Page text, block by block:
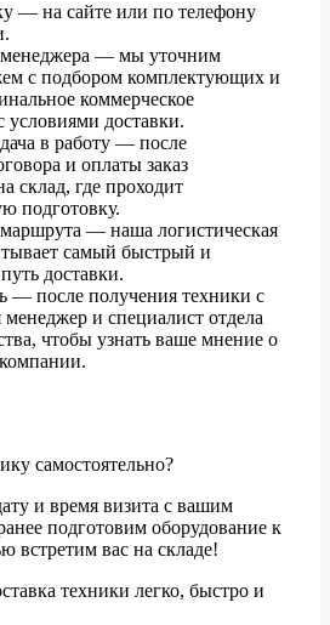
— на сайте или по телефону
менеджера — мы уточним
с подбором комплектующих и
коммерческое
условиями доставки.
в работу — после
и оплаты заказ
склад, где проходит
подготовку.
— наша логистическая
самый быстрый и
доставки.
— после получения техники с
менеджер и специалист отдела
чтобы узнать ваше мнение о
самостоятельно?
и время визита с вашим
подготовим оборудование к
встретим вас на складе!
техники легко, быстро и